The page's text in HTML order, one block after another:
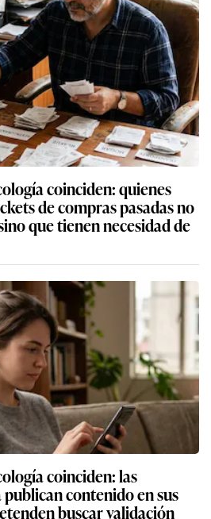
coinciden: quienes
de compras pasadas no
que tienen necesidad de
coinciden: las
contenido en sus
buscar validación